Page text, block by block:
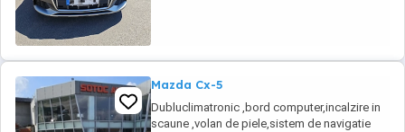
Mazda Cx-5
Dubluclimatronic ,bord computer,incalzire in
scaune ,volan de piele,sistem de navigatie